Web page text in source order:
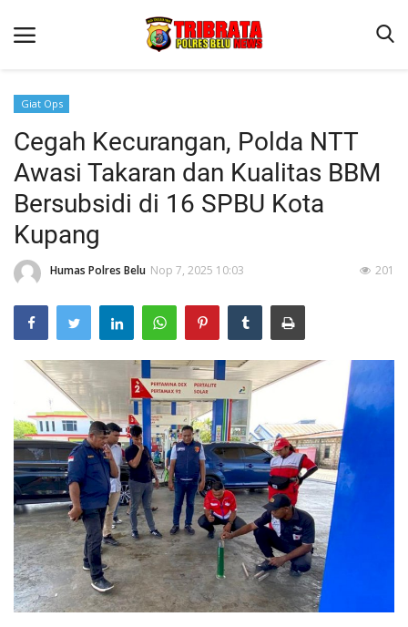
Beranda
Terms & Conditions
Reskrim
Binkam
Lantas
Polisi Kita
Mitra Polisi
Giat Ops
Giat Ops
Cegah Kecurangan, Polda NTT
Awasi Takaran dan Kualitas BBM
Bersubsidi di 16 SPBU Kota
Kupang
Humas Polres Belu Nop 7, 2025 10:03 201